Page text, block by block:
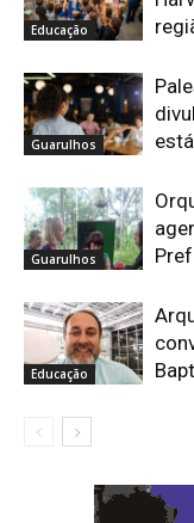
Educação
Guarulhos
Guarulhos
Educação